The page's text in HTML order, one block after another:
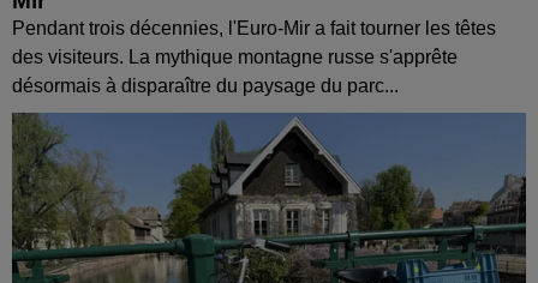
Pendant trois décennies, l'Euro-Mir a fait tourner les têtes
des visiteurs. La mythique montagne russe s'apprête
désormais à disparaître du paysage du parc...